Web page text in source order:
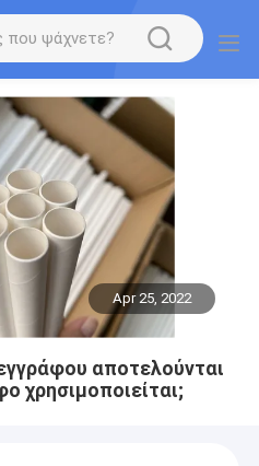
Apr 25, 2022
αποτελούνται
χρησιμοποιείται;